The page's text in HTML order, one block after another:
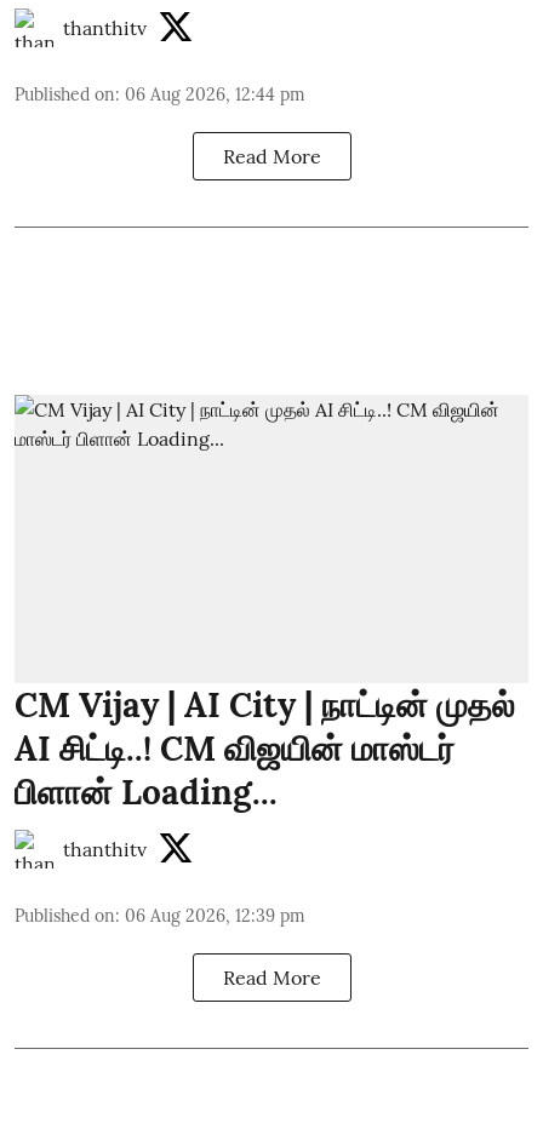
thanthitv
Published on: 06 Aug 2026, 12:44 pm
Read More
CM Vijay | AI City | நாட்டின் முதல்
AI சிட்டி..! CM விஜயின் மாஸ்டர்
பிளான் Loading...
thanthitv
Published on: 06 Aug 2026, 12:39 pm
Read More